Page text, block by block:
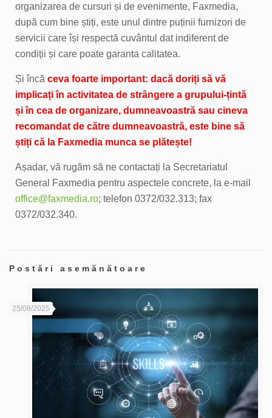
organizarea de cursuri și de evenimente, Faxmedia,
după cum bine știți, este unul dintre puținii furnizori de
servicii care își respectă cuvântul dat indiferent de
condiții și care poate garanta calitatea.
Și încăceva foarte important: dacă doriți să vă
implicați în activitatea de strângere a grupului-țintă
și în cea de organizare, dumneavoastră sau cineva
recomandat de către dumneavoastră, este bine să
știți că la Faxmedia munca se plătește!
Așadar, vă rugăm să ne contactați la Secretariatul
General Faxmedia pentru aspectele concrete, la e-mail
office@faxmedia.ro; telefon0372/032.313; fax
0372/032.340.
Postări asemănătoare
25/08/2025